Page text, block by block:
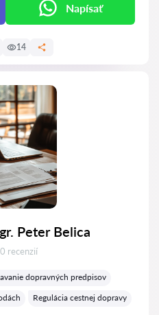
Napísať
14
Peter Belica
Recenzií:
0 recenzií
dopravných predpisov
Regulácia cestnej dopravy